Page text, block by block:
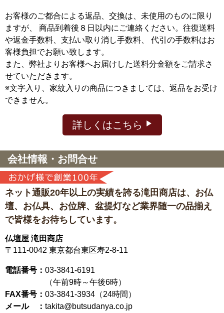
お客様のご都合による返品、交換は、未使用のものに限り
ますが、
商品到着後８日以内にご連絡ください。往復送料
や返金手数料、支払い取り消し手数料、 代引の手数料はお
客様負担でお願い致します。
また、弊社よりお客様へお届けした送料分金額をご請求さ
せていただきます。
※文字入り、家紋入りの商品につきましては、返品をお受け
できません。
詳しくはこちら
会社情報・お問合せ
ネット通販20年以上の実績を誇る滝田商店は、 お仏
壇、お仏具、お位牌、盆提灯など業界随一の品揃え
で皆様をお待ちしています。
仏壇屋 滝田商店
〒111-0042 東京都台東区寿2-8-11
電話番号： 03-3841-6191
（午前9時～午後6時）
FAX番号： 03-3841-3934（24時間）
メール ： takita@butsudanya.co.jp